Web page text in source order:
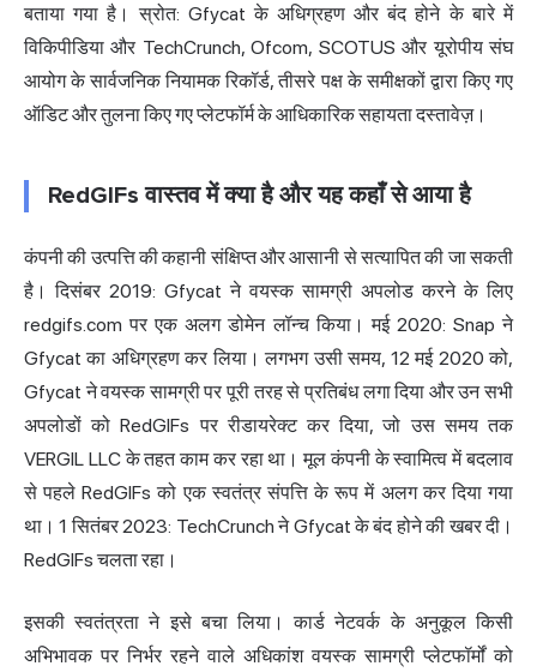
बताया गया है। स्रोत: Gfycat के अधिग्रहण और बंद होने के बारे में
विकिपीडिया और TechCrunch, Ofcom, SCOTUS और यूरोपीय संघ
आयोग के सार्वजनिक नियामक रिकॉर्ड, तीसरे पक्ष के समीक्षकों द्वारा किए गए
ऑडिट और तुलना किए गए प्लेटफॉर्म के आधिकारिक सहायता दस्तावेज़।
RedGIFs वास्तव में क्या है और यह कहाँ से आया है
कंपनी की उत्पत्ति की कहानी संक्षिप्त और आसानी से सत्यापित की जा सकती
है। दिसंबर 2019: Gfycat ने वयस्क सामग्री अपलोड करने के लिए
redgifs.com पर एक अलग डोमेन लॉन्च किया। मई 2020: Snap ने
Gfycat का अधिग्रहण कर लिया। लगभग उसी समय, 12 मई 2020 को,
Gfycat ने वयस्क सामग्री पर पूरी तरह से प्रतिबंध लगा दिया और उन सभी
अपलोडों को RedGIFs पर रीडायरेक्ट कर दिया, जो उस समय तक
VERGIL LLC के तहत काम कर रहा था। मूल कंपनी के स्वामित्व में बदलाव
से पहले RedGIFs को एक स्वतंत्र संपत्ति के रूप में अलग कर दिया गया
था। 1 सितंबर 2023: TechCrunch ने Gfycat के बंद होने की खबर दी।
RedGIFs चलता रहा।
इसकी स्वतंत्रता ने इसे बचा लिया। कार्ड नेटवर्क के अनुकूल किसी
अभिभावक पर निर्भर रहने वाले अधिकांश वयस्क सामग्री प्लेटफॉर्मों को